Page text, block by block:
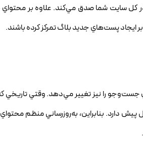
سايت شما صدق مي‌کند. علاوه بر محتواي
ايجاد پست‌هاي جديد بلاگ تمرکز کرده باشند.
دارد. بنابراين، به‌روزرساني منظم